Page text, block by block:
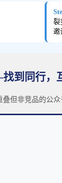
裂
邀
到同行，
但非竞品的公